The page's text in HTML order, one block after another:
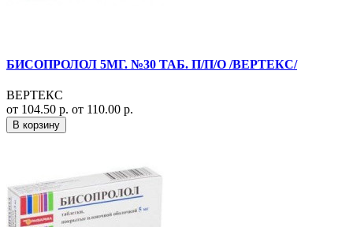
БИСОПРОЛОЛ 5МГ. №30 ТАБ. П/П/О /ВЕРТЕКС/
ВЕРТЕКС
от 104.50 р. от 110.00 р.
В корзину